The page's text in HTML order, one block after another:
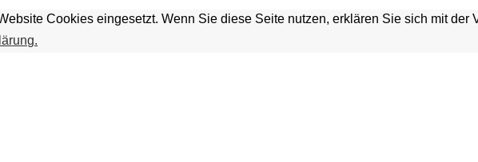
Cookies eingesetzt. Wenn Sie diese Seite nutzen, erklären Sie sich mit der